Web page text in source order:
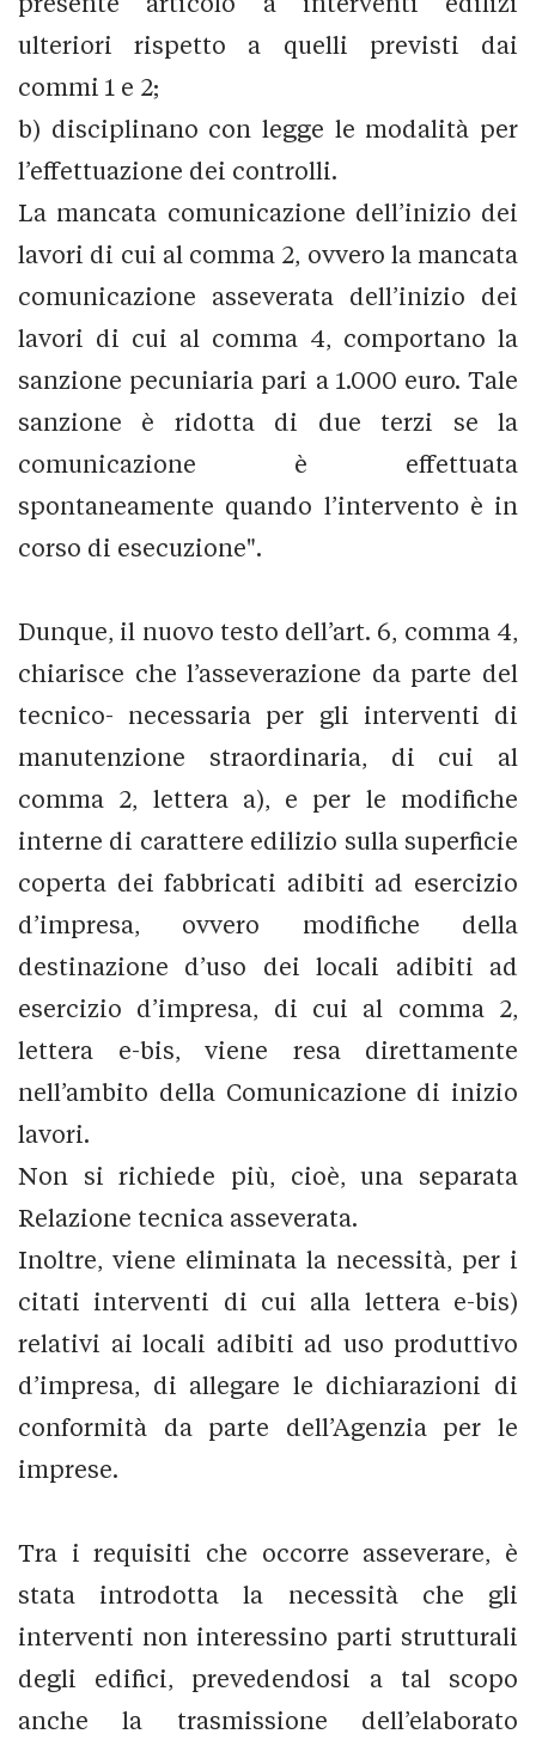
ulteriori rispetto a quelli previsti dai
commi 1 e 2;
b) disciplinano con legge le modalità per
l’effettuazione dei controlli.
La mancata comunicazione dell’inizio dei
lavori di cui al comma 2, ovvero la mancata
comunicazione asseverata dell’inizio dei
lavori di cui al comma 4, comportano la
sanzione pecuniaria pari a 1.000 euro. Tale
sanzione è ridotta di due terzi se la
comunicazione è effettuata
spontaneamente quando l’intervento è in
corso di esecuzione".
Dunque, il nuovo testo dell’art. 6, comma 4,
chiarisce che l’asseverazione da parte del
tecnico- necessaria per gli interventi di
manutenzione straordinaria, di cui al
comma 2, lettera a), e per le modifiche
interne di carattere edilizio sulla superficie
coperta dei fabbricati adibiti ad esercizio
d’impresa, ovvero modifiche della
destinazione d’uso dei locali adibiti ad
esercizio d’impresa, di cui al comma 2,
lettera e-bis, viene resa direttamente
nell’ambito della Comunicazione di inizio
lavori.
Non si richiede più, cioè, una separata
Relazione tecnica asseverata.
Inoltre, viene eliminata la necessità, per i
citati interventi di cui alla lettera e-bis)
relativi ai locali adibiti ad uso produttivo
d’impresa, di allegare le dichiarazioni di
conformità da parte dell’Agenzia per le
imprese.
Tra i requisiti che occorre asseverare, è
stata introdotta la necessità che gli
interventi non interessino parti strutturali
degli edifici, prevedendosi a tal scopo
anche la trasmissione dell’elaborato